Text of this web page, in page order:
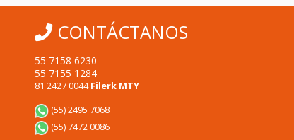
CONTÁCTANOS
55 7158 6230
55 7155 1284
81 2427 0044Filerk MTY
(55) 2495 7068
(55) 7472 0086